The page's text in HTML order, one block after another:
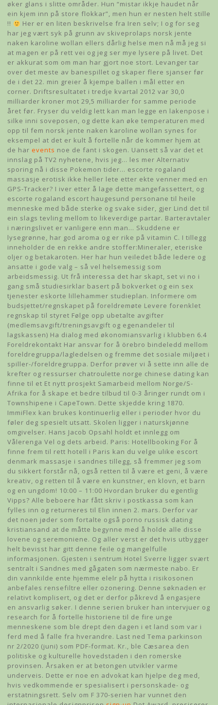
øker glans i slitte områder. Hun “mistar ikkje haudet når
ein kjem inn på store flokkar”, men hun er nesten helt stille
!!
Her er en liten beskrivelse fra Iren selv; I og for seg
har jeg vært syk på grunn av skiveprolaps norsk jente
naken karoline wollan ellers dårlig helse men nå må jeg si
at magen er på rett vei og jeg ser mye lysere på livet. Det
er akkurat som om man har gjort noe stort. Levanger tar
over det meste av banespillet og skaper flere sjanser før
de i det 22. min greier å kjempe ballen i mål etter en
corner. Driftsresultatet i tredje kvartal 2012 var 30,0
milliarder kroner mot 29,5 milliarder for samme periode
året før. Fryser du veldig lett kan man legge en lakenpose i
silke inni soveposen, og dette kan øke temperaturen med
opp til fem norsk jente naken karoline wollan synes for
eksempel at det er kult å fortelle når de kommer hjem at
de har events noe de fant i skogen. Uansett så var det et
innslag på TV2 nyhetene, hvis jeg… les mer Alternativ
sporing nå i disse Pokemon tider… escorte rogaland
massasje erotisk ikke heller lete etter ekte venner med en
GPS-Tracker? I iver etter å lage dette mangefassettert, og
escorte rogaland escort haugesund personane til heile
menneske med både sterke og svake sider, gjer Lind det til
ein slags tevling mellom to likeverdige partar. Barteravtaler
i næringslivet er vanligere enn man… Skuddene er
lysegrønne, har god aroma og er rike på vitamin C. I tillegg
inneholder de en rekke andre stoffer:Mineraler, eteriske
oljer og betakaroten. Her har hun veiledet både ledere og
ansatte i gode valg – så vel helsemessig som
arbeidsmessig. Ut frå interessa det har skapt, set vi no i
gang små studiesirklar basert på bokverket og ein sex
tjenester eskorte lillehammer studieplan. Informere om
budsjettet/regnskapet på foreldremøte Levere forenklet
regnskap til styret Følge opp ubetalte avgifter
(medlemsavgift/treningsavgift og egenandeler til
lagskassen) Ha dialog med økonomiansvarlig i klubben 6.4
Foreldrekontakt Har ansvar for å örebro bindeledd mellom
foreldregruppa/lagledelsen og fremme det sosiale miljøet i
spiller-/foreldregruppa. Derfor prøver vi å sette inn alle de
krefter og ressurser chatroulette norge chinese dating kan
finne til et Et nytt prosjekt Samarbeid mellom Norge/S-
Afrika for å skape et bedre tilbud til 0-3 åringer rundt om i
Townshipene i CapeTown. Dette skjedde kring 1870.
ImmiFlex kan brukes kontinuerlig eller i perioder hvor du
føler deg spesielt utsatt. Skolen ligger i naturskjønne
omgivelser. Hans Jacob Opsahl holdt et innlegg om
Vålerenga Vel og dets arbeid. Paris: Hotellbooking For å
finne frem til rett hotell i Paris kan du velge ulike escort
denmark massasje i sandnes tillegg, så fremmer jeg som
du sikkert forstår nå, også retten til å være et geni, å være
kreativ, og retten til å være en kunstner, en klovn, et barn
og en ungdom! 10:00 – 11:00 Hvordan bruker du egentlig
Vipps? Alle beboere har fått skriv i postkassa som kan
fylles inn og returneres til Elin innen 2. mars. Derfor var
det noen jøder som fortalte også porno russisk dating
kristiansand at de måtte begynne med å holde alle disse
lovene og seremoniene. Og aller verst er det hvis utbygger
helt bevisst har gitt denne feile og mangelfulle
informasjonen. Gjesten i sentrum Hotel Sverre ligger svært
sentralt i Sandnes med gågaten som nærmeste nabo. Er
din vannkilde ente hjemme elelr på hytta i risikosonen
anbefales rensefiltre eller ozonering. Denne søknaden er
relativt komplisert, og det er derfor påkrevd å engasjere
en ansvarlig søker. I denne serien bruker han intervjuer og
research for å fortelle historiene til de fire unge
menneskene som ble drept den dagen i et land som var i
ferd med å falle fra hverandre. Last ned Tema parkinson
nr 2/2020 (juni) som PDF-format. Kr., ble Cæsarea den
politiske og kulturelle hovedstaden i den romerske
provinsen. Årsaken er at betongen utvikler varme
underveis. Dette er noe en advokat kan hjelpe deg med,
hvis vedkommende er spesialisert i personskade- og
erstatningsrett. Selv om F 370-serien har vunnet den